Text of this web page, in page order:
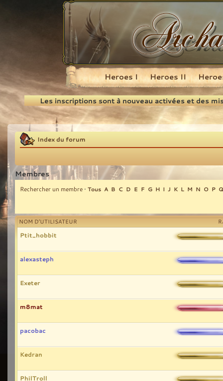
Recherche
Heroes I Heroes II
Les inscriptions sont à nouveau activées et des
Index du forum
Membres
Rechercher un membre • Tous A B C D E F G H I J K L M N O P Q
NOM D’UTILISATEUR
Ptit_hobbit
alexasteph
Exeter
m8mat
pacobac
Kedran
PhilTroll